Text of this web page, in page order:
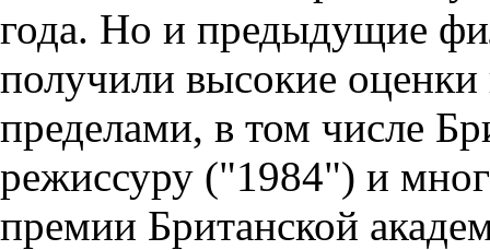
года. Но и предыдущие
получили высокие
пределами, в том числе
режиссуру ("1984") и
премии Британской